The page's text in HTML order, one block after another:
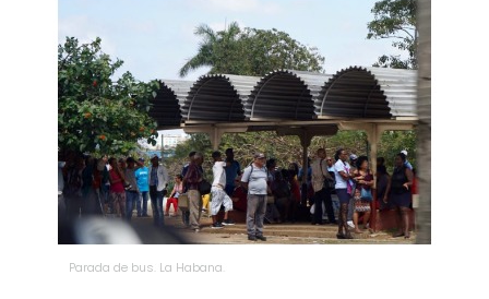
Parada de bus. La Habana.